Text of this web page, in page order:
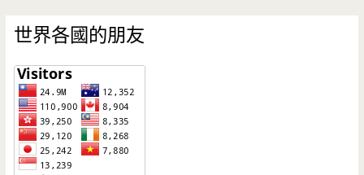
世界各國的朋友